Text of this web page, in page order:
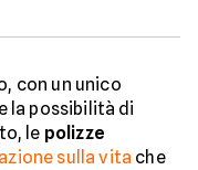
con un unico
la possibilità di
le polizze
sulla vita che